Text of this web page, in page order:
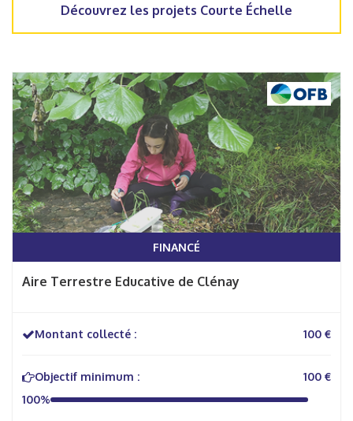
Découvrez les projets Courte Échelle
FINANCÉ
Aire Terrestre Educative de Clénay
Montant collecté : 100 €
Objectif minimum :
100 €
100%